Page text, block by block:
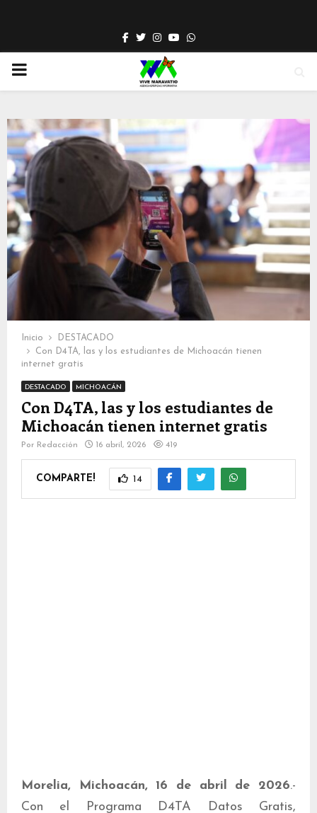
Facebook
TwitterInstagram
YoutubeWhatsapp
PRIMARY
Inicio
DESTACADO
Con D4TA, las y los estudiantes de Michoacán tienen
internet gratis
DESTACADO MICHOACÁN
Con D4TA, las y los estudiantes de
Michoacán tienen internet gratis
Por Redacción 16 abril, 2026 419
COMPARTE! 14
Morelia, Michoacán, 16 de abril de 2026.-
Con el Programa D4TA Datos Gratis,